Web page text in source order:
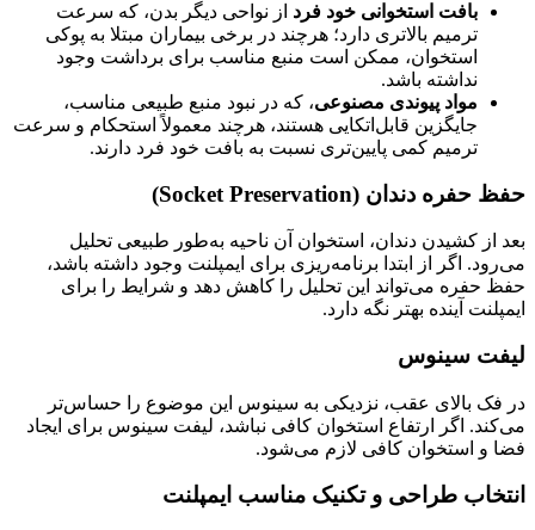
بافت استخوانی خود فرد از نواحی دیگر بدن، که سرعت
ترمیم بالاتری دارد؛ هرچند در برخی بیماران مبتلا به پوکی
استخوان، ممکن است منبع مناسب برای برداشت وجود
نداشته باشد.
مواد پیوندی مصنوعی، که در نبود منبع طبیعی مناسب،
جایگزین قابل‌اتکایی هستند، هرچند معمولاً استحکام و سرعت
ترمیم کمی پایین‌تری نسبت به بافت خود فرد دارند.
حفظ حفره دندان (Socket Preservation)
بعد از کشیدن دندان، استخوان آن ناحیه به‌طور طبیعی تحلیل
می‌رود. اگر از ابتدا برنامه‌ریزی برای ایمپلنت وجود داشته باشد،
حفظ حفره می‌تواند این تحلیل را کاهش دهد و شرایط را برای
ایمپلنت آینده بهتر نگه دارد.
لیفت سینوس
در فک بالای عقب، نزدیکی به سینوس این موضوع را حساس‌تر
می‌کند. اگر ارتفاع استخوان کافی نباشد، لیفت سینوس برای ایجاد
فضا و استخوان کافی لازم می‌شود.
انتخاب طراحی و تکنیک مناسب ایمپلنت